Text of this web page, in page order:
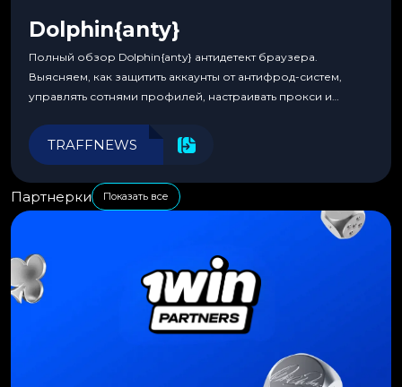
Dolphin{anty}
Полный обзор Dolphin{anty} антидетект браузера.
Выясняем, как защитить аккаунты от антифрод-систем,
управлять сотнями профилей, настраивать прокси и
эффективности.
TRAFFNEWS
Партнерки Показать все